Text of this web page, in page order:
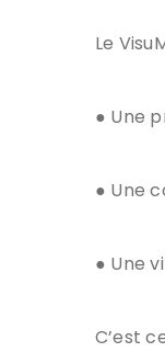
Le
● Une
● Une
● Une
C’est